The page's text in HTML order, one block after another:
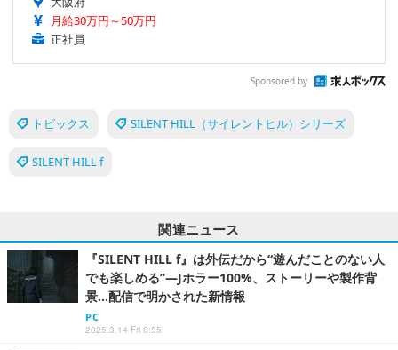
月給30万円～50万円
正社員
Sponsored by
トピックス SILENT HILL（サイレントヒル）シリーズ
SILENT HILL f
関連ニュース
『SILENT HILL f』は外伝だから“遊んだことのない人
でも楽しめる”―Jホラー100%、ストーリーや製作背
景…配信で明かされた新情報
PC
2025.3.14 Fri 8:55